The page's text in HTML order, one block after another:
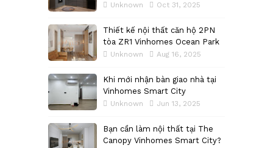
Unknown Oct 31, 2025
Thiết kế nội thất căn hộ 2PN
tòa ZR1 Vinhomes Ocean Park
Unknown Aug 16, 2025
Khi mới nhận bàn giao nhà tại
Vinhomes Smart City
Unknown Jun 13, 2025
Bạn cần làm nội thất tại The
Canopy Vinhomes Smart City?